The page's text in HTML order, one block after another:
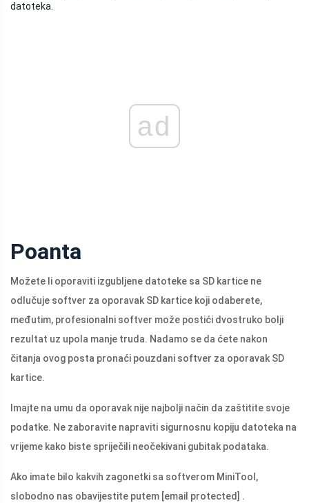
datoteka.
ad
Poanta
Možete li oporaviti izgubljene datoteke sa SD kartice ne
odlučuje softver za oporavak SD kartice koji odaberete,
međutim, profesionalni softver može postići dvostruko bolji
rezultat uz upola manje truda. Nadamo se da ćete nakon
čitanja ovog posta pronaći pouzdani softver za oporavak SD
kartice.
Imajte na umu da oporavak nije najbolji način da zaštitite svoje
podatke. Ne zaboravite napraviti sigurnosnu kopiju datoteka na
vrijeme kako biste spriječili neočekivani gubitak podataka.
Ako imate bilo kakvih zagonetki sa softverom MiniTool,
slobodno nas obavijestite putem [email protected] .